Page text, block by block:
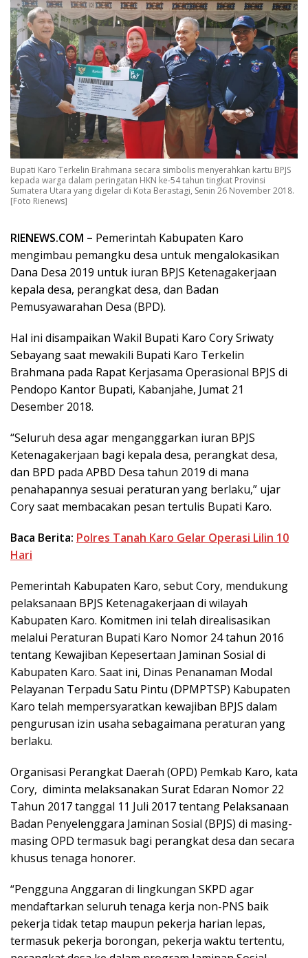
Bupati Karo Terkelin Brahmana secara simbolis menyerahkan kartu BPJS
kepada warga dalam peringatan HKN ke-54 tahun tingkat Provinsi
Sumatera Utara yang digelar di Kota Berastagi, Senin 26 November 2018.
[Foto Rienews]
RIENEWS.COM – Pemerintah Kabupaten Karo
mengimbau pemangku desa untuk mengalokasikan
Dana Desa 2019 untuk iuran BPJS Ketenagakerjaan
kepala desa, perangkat desa, dan Badan
Pemusyawarahan Desa (BPD).
Hal ini disampaikan Wakil Bupati Karo Cory Sriwaty
Sebayang saat mewakili Bupati Karo Terkelin
Brahmana pada Rapat Kerjasama Operasional BPJS di
Pendopo Kantor Bupati, Kabanjahe, Jumat 21
Desember 2018.
“Seluruh desa agar menganggarkan iuran BPJS
Ketenagakerjaan bagi kepala desa, perangkat desa,
dan BPD pada APBD Desa tahun 2019 di mana
penahapannya sesuai peraturan yang berlaku,” ujar
Cory saat membacakan pesan tertulis Bupati Karo.
Baca Berita: Polres Tanah Karo Gelar Operasi Lilin 10
Hari
Pemerintah Kabupaten Karo, sebut Cory, mendukung
pelaksanaan BPJS Ketenagakerjaan di wilayah
Kabupaten Karo. Komitmen ini telah direalisasikan
melalui Peraturan Bupati Karo Nomor 24 tahun 2016
tentang Kewajiban Kepesertaan Jaminan Sosial di
Kabupaten Karo. Saat ini, Dinas Penanaman Modal
Pelayanan Terpadu Satu Pintu (DPMPTSP) Kabupaten
Karo telah mempersyaratkan kewajiban BPJS dalam
pengurusan izin usaha sebagaimana peraturan yang
berlaku.
Organisasi Perangkat Daerah (OPD) Pemkab Karo, kata
Cory, diminta melaksanakan Surat Edaran Nomor 22
Tahun 2017 tanggal 11 Juli 2017 tentang Pelaksanaan
Badan Penyelenggara Jaminan Sosial (BPJS) di masing-
masing OPD termasuk bagi perangkat desa dan secara
khusus tenaga honorer.
“Pengguna Anggaran di lingkungan SKPD agar
mendaftarkan seluruh tenaga kerja non-PNS baik
pekerja tidak tetap maupun pekerja harian lepas,
termasuk pekerja borongan, pekerja waktu tertentu,